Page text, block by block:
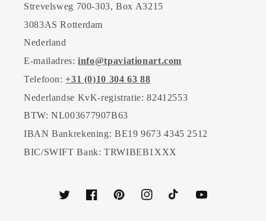
Strevelsweg 700-303, Box A3215
3083AS Rotterdam
Nederland
E-mailadres: info@tpaviationart.com
Telefoon:+31 (0)10 304 63 88
Nederlandse KvK-registratie: 82412553
BTW: NL003677907B63
IBAN Bankrekening: BE19 9673 4345 2512
BIC/SWIFT Bank: TRWIBEB1XXX
TwitterFacebookPinterestInstagramTikTokYouTube